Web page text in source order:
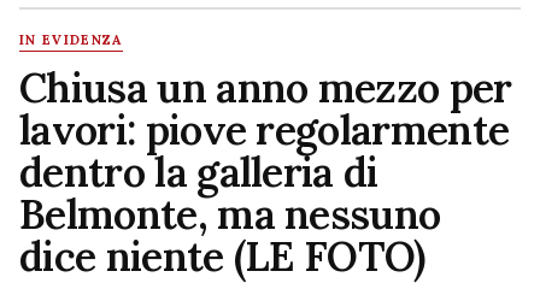
sito
IN EVIDENZA
Chiusa un anno mezzo per
lavori: piove regolarmente
dentro la galleria di
Belmonte, ma nessuno
dice niente (LE FOTO)